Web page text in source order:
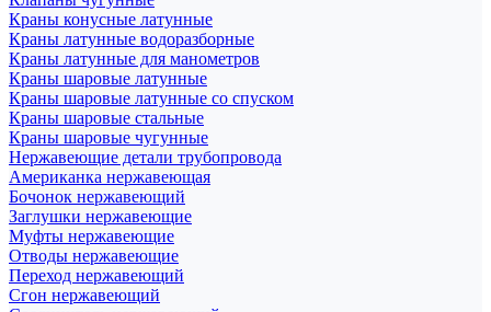
Краны конусные латунные
Краны латунные водоразборные
Краны латунные для манометров
Краны шаровые латунные
Краны шаровые латунные со спуском
Краны шаровые стальные
Краны шаровые чугунные
Нержавеющие детали трубопровода
Американка нержавеющая
Бочонок нержавеющий
Заглушки нержавеющие
Муфты нержавеющие
Отводы нержавеющие
Переход нержавеющий
Сгон нержавеющий